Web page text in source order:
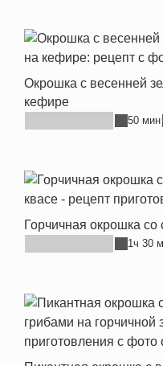
Окрошка с весенней
кефире
50 мин
Горчичная окрошка со
1ч 30